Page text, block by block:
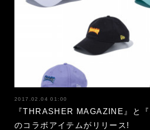
2017.02.04 01:00
『THRASHER MAGAZINE』と『
のコラボアイテムがリリース!